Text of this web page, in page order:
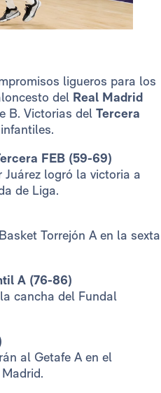
ligueros para los
del Real Madrid
B. Victorias del Tercera
FEB (59-69)
Juárez logró la victoria a
de Liga.
Torrejón A en la sexta
A (76-86)
cancha del Fundal
al Getafe A en el